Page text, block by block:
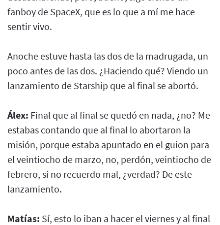
fanboy de SpaceX, que es lo que a mí me hace
sentir vivo.
Anoche estuve hasta las dos de la madrugada, un
poco antes de las dos. ¿Haciendo qué? Viendo un
lanzamiento de Starship que al final se abortó.
Álex: Final que al final se quedó en nada, ¿no? Me
estabas contando que al final lo abortaron la
misión, porque estaba apuntado en el guion para
el veintiocho de marzo, no, perdón, veintiocho de
febrero, si no recuerdo mal, ¿verdad? De este
lanzamiento.
Matías: Sí, esto lo iban a hacer el viernes y al final